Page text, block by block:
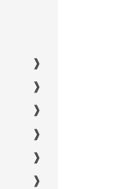
❱
❱
❱
❱
❱
❱